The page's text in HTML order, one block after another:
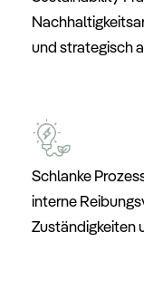
undstrategisch
Schlanke
interne
Zuständigkeiten